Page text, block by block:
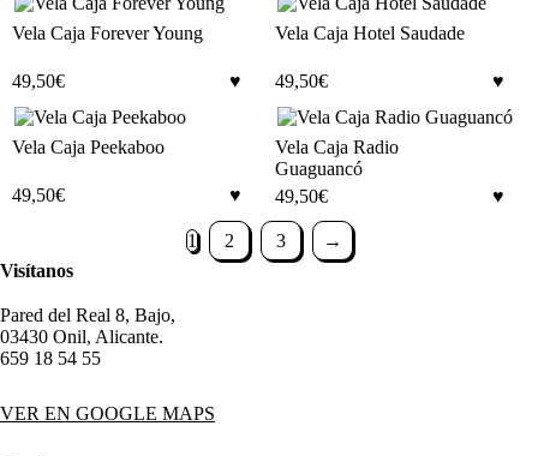
Vela Caja Forever Young
49,50€
Vela Caja Hotel Saudade
49,50€
Vela Caja Peekaboo
49,50€
Vela Caja Radio
Guaguancó
49,50€
1 2 3
→
Visítanos
Pared del Real 8, Bajo,
03430 Onil, Alicante.
659 18 54 55
VER EN GOOGLE MAPS